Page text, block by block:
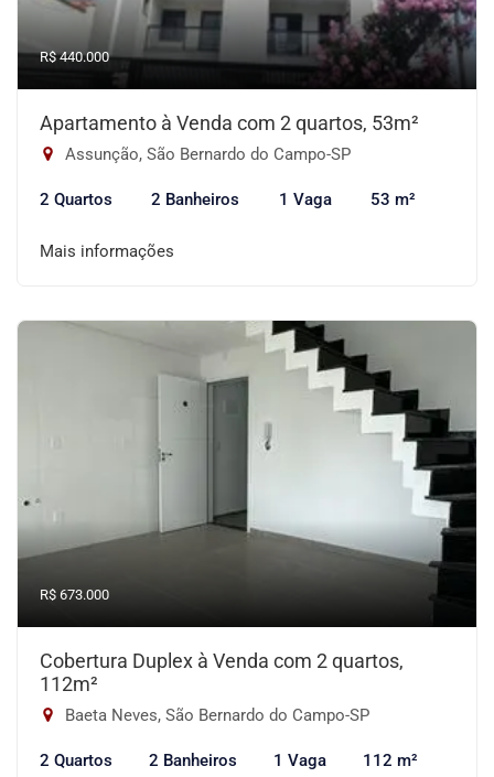
R$ 440.000
Apartamento à Venda com 2 quartos, 53m²
Assunção, São Bernardo do Campo-SP
2 Quartos 2 Banheiros 1 Vaga 53 m²
Mais informações
R$ 673.000
Cobertura Duplex à Venda com 2 quartos,
112m²
Baeta Neves, São Bernardo do Campo-SP
2 Quartos 2 Banheiros 1 Vaga 112 m²